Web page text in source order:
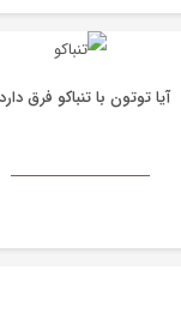
آیا توتون با تنباکو فرق